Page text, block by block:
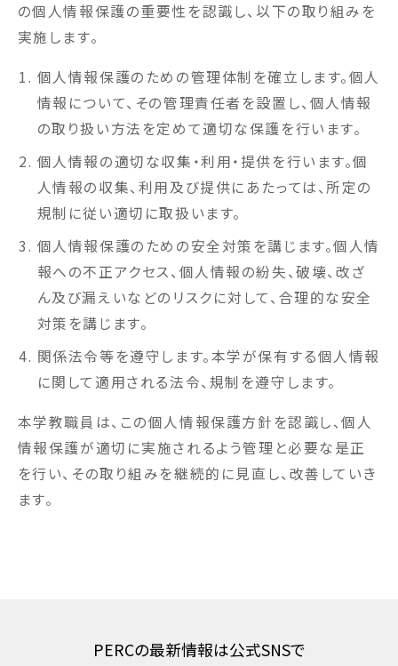
の個人情報保護の重要性を認識し、以下の取り組みを
実施します。
個人情報保護のための管理体制を確立します。個人
情報について、その管理責任者を設置し、個人情報
の取り扱い方法を定めて適切な保護を行います。
個人情報の適切な収集・利用・提供を行います。個
人情報の収集、利用及び提供にあたっては、所定の
規制に従い適切に取扱います。
個人情報保護のための安全対策を講じます。個人情
報への不正アクセス、個人情報の紛失、破壊、改ざ
ん及び漏えいなどのリスクに対して、合理的な安全
対策を講じます。
関係法令等を遵守します。本学が保有する個人情報
に関して適用される法令、規制を遵守します。
本学教職員は、この個人情報保護方針を認識し、個人
情報保護が適切に実施されるよう管理と必要な是正
を行い、その取り組みを継続的に見直し、改善していき
ます。
PERCの最新情報は公式SNSで